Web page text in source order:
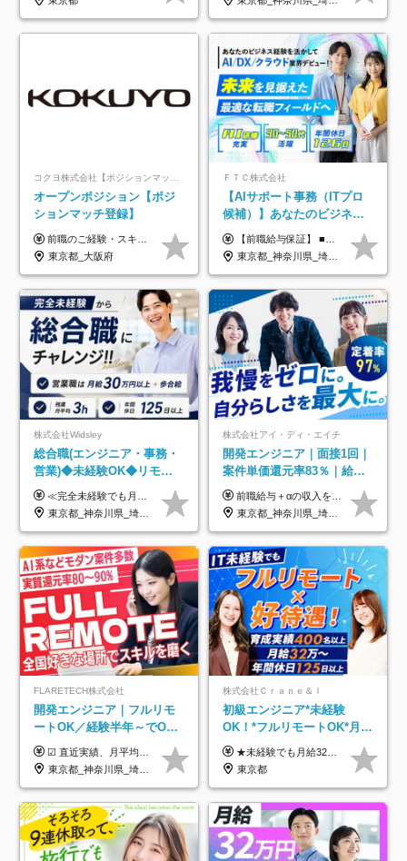
コクヨ株式会社【ポジションマッチ登録】
オープンポジション【ポジ
ションマッチ登録】
前職のご経験・スキル等を考慮して決定します。
東京都_大阪府
ＦＴＣ株式会社
【AIサポート事務（ITプロ
候補）】あなたのビジネス
経験をAI業界で活かす◆IT
未経験OK◆目指せるコンサ
ル
【前職給与保証】 ■未経験者： 月給30万円～35万円 ■ローキャリア（経験目安1年程度）： 月給35万円～40万円 ■経験者（経験目安3年以上）： 月給40万円～60万円 ■即戦力（経験目安5年以上）： 月給45万円～80万円 ※上記金額には固定残業代30時間分 【未経験者5万5000円～7万3000円、 ローキャリア6万4000円～7万3000円、 経験者5万8000円～10万9000円、 即戦力8万2000円～14万5000円】を含みます。 ※30時間を超える場合は追加で全額支給します。 ※経験・能力・前職給与などを総合的に評価したうえでご納得いただけるよう個別決定。 未経験者の場合、前職給与とポテンシャルを査定のうえ決定いたします。 ※日本国内でのIT業界経験、または同等の実務経験と能力に応じて決定します。 ※前職給与は日本円かつ、日本国内での実績に基づき評価します。 【納得の評価システム】 ★クォーター毎に査定する評価制度導入！ 明確な評価基準で翌年度年収を上げましょう！ ★評価対象期間に在籍中のほとんどの社員が昇給し 年収アップを実現しています！ ★様々なインセンティブ制度を用意し多角的に正当評価しています！ ※試用期間6カ月（期間中の待遇等に差異なし）
東京都_神奈川県_埼玉県_千葉県
株式会社Widsley
総合職(エンジニア・事務・
営業)◆未経験OK◆リモー
トあり◆残業月3h◆服装髪
型自由
≪完全未経験でも月給40万円以上も可能です！≫ -------------- 【1】ITエンジニア 月給26万円～50万円＋プロジェクト手当＋資格手当 【2】IT事務、営業事務 月給26万円～50万円＋プロジェクト手当＋資格手当 ≪【1】【2】共通≫ ★上記給与には固定残業代20時間分(月3万719円～)を含みます。残業が超過した場合は、追加支給します(残業は月平均3時間とほぼ発生しません。残業がなくても、固定残業代は支給されます) ★試用期間6ヵ月あり（期間中は月給23万1000円～。固定残業代20時間分3万719円～を含む／超過分は別途支給） -------------- 【3】SES営業、SaaS営業 月給30万円以上＋インセンティブ＋各種手当 ★上記給与には固定残業代45時間分(月7万6967円～)を含みます。残業が超過した場合は、追加支給します(残業は月平均3時間とほぼ発生しません。残業がなくても、固定残業代は支給されます) ★試用期間6ヵ月あり(期間中も給与や福利厚生は同じです)
東京都_神奈川県_埼玉県_千葉県_大阪府_愛知県_北海道_青森県_岩手県_宮城県_秋田県_山形県_福島県_茨城県_栃木県_群馬県_新潟県_山梨県_長野県_富山県_石川県_福井県_静岡県_岐阜県_三重県_兵庫県_京都府_滋賀県_奈良県_和歌山県_広島県_岡山県_鳥取県_島根県_山口県_徳島県_香川県_愛媛県_高知県_福岡県_熊本県_佐賀県_長崎県_大分県_宮崎県_鹿児島県_沖縄県
株式会社アイ・ディ・エイチ
開発エンジニア｜面接1回｜
案件単価還元率83％｜給与
UP保証｜年休140日｜在宅
利用率9割｜独立支援・副業
制度
前職給与＋αの収入を保証 月給42万円～120万円＋各種手当＋賞与 給与基準が明確かつ高還元です。 一人ひとりが安定した環境のもと、長く活躍できる職場を目指しています。 ※平均年収650万円 ・還元率83％ ・各種手当について 職能手当／職務手当／資格手当／営業手当 など ※前職での経験・能力、給与などを考慮の上、当社規定により優遇いたします ※試用期間あり（3ヶ月／期間中の条件に変動はありません） ※上記金額には固定残業代（78,948円～225,564円/月30時間分）を含みます 超過分は別途全額支給いたします ・年収UPを保証 過去には転職時に〈年収200万円UP〉したエンジニアも在籍しています。入社時だけでなく、入社後も安心の給与水準で働ける環境です。キャリアや技術力が正当に評価されていないと感じていたら、一度面接でお話ししましょう！ 当社では管理職の人数は最低限にし、無駄な管理をしません。その費用削減分を社員の給与に還元しています！
東京都_神奈川県_埼玉県_千葉県_大阪府_愛知県_北海道_青森県_岩手県_宮城県_秋田県_山形県_福島県_茨城県_栃木県_群馬県_新潟県_山梨県_長野県_富山県_石川県_福井県_静岡県_岐阜県_三重県_兵庫県_京都府_滋賀県_奈良県_和歌山県_広島県_岡山県_鳥取県_島根県_山口県_徳島県_香川県_愛媛県_高知県_福岡県_熊本県_佐賀県_長崎県_大分県_宮崎県_鹿児島県_沖縄県
FLARETECH株式会社
開発エンジニア｜フルリモ
ートOK／経験半年～でOK
／実質還元率80～90%／前
給保証／AI系など最先端案
件多数
☑︎ 直近実績、月平均17,000円の昇給 ☑︎ 前職給与100%保証 ☑︎ 実質還元率80～90% ☑︎ 待機時も給与は満額支給 月給35万円～70万円＋交通費など各種手当 ※想定年収：4,200,000円～10,560,000円 ※経験・能力等を考慮の上で決定します。 ※上記金額には、みなし残業手当（50時間分・104,000円～212,000円）を含みます。超過分は別途追加支給します。 ┗残業時間は月平均10時間、多い時でも20時間程度と安定しております ★単価連動型の給与体系ではないため、万が一待機になってもその間の給与は満額支給しています。 ＜1年間の昇給事例をご紹介！＞ ・20代/フロントエンドエンジニア：月給274,000円→月給362,000円（＋88,000円/月） ・20代/iOSエンジニア：月給237,000円→月給287,000円（＋50,000円/月） ・20代/Androidエンジニア：月給316,000円→月給374,000円（＋58,000円/月） ・30代/Javaエンジニア（上流）：月給340,000円→月給418,000円（＋78,000円/月） ・30代/PMO：月給340,000円→月給418,000円（＋78,000円/月）
東京都_神奈川県_埼玉県_千葉県_大阪府_愛知県_北海道_青森県_岩手県_宮城県_秋田県_山形県_福島県_茨城県_栃木県_群馬県_新潟県_山梨県_長野県_富山県_石川県_福井県_静岡県_岐阜県_三重県_兵庫県_京都府_滋賀県_奈良県_和歌山県_広島県_岡山県_鳥取県_島根県_山口県_徳島県_香川県_愛媛県_高知県_福岡県_熊本県_佐賀県_長崎県_大分県_宮崎県_鹿児島県_沖縄県
株式会社Ｃｒａｎｅ＆Ｉ
初級エンジニア*未経験
OK！*フルリモートOK*月給
32万～*残業月9.8h*1ヶ月の
研修*資格取得率100％
★未経験でも月給32万円スタート★ 月収32万円～35万円＋各種手当（資格手当だけで毎月15万の上乗せ実績あり！） ★資格手当豊富！1資格につき最大3万円支給 ★功績手当の導入で、毎月のお給与に上乗せで最大10万円支給している社員も！ ★1回の昇級で年収数十万UPも可 ★ゆくゆくは年収1000万以上も目指せる 年俸384万円～1,162万8,000円（12分割） ※経験・スキルを考慮の上決定します ※上記金額には固定残業代（月30h分・60,800円～66,500円）を含みます ※超過分は別途全額支給します ※試用期間2ヶ月間あり（その他待遇に差異はありません）
東京都